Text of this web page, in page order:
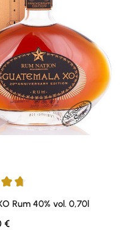
4.8 von 5 Sternen
Rum 40% vol. 0,70l
Preis:
€